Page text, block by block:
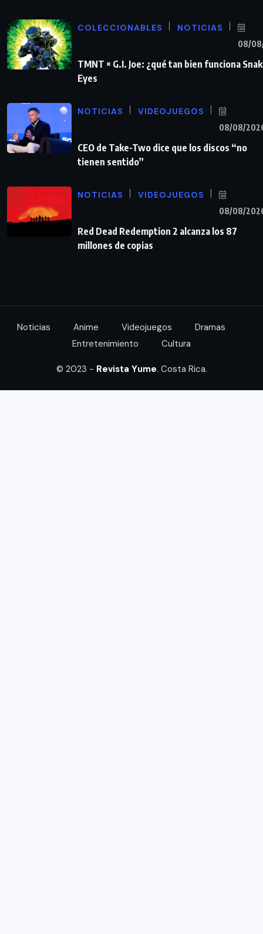
COLECCIONABLES NOTICIAS
08/
TMNT × G.I. Joe: ¿qué tan bien funciona
Eyes
NOTICIAS VIDEOJUEGOS
08/08/
CEO de Take-Two dice que los discos “no
tienen sentido”
NOTICIAS VIDEOJUEGOS
08/08/
Red Dead Redemption 2 alcanza los 87
millones de copias
Noticias Anime Videojuegos
Dramas
Entretenimiento
Cultura
© 2023 - Revista Yume. Costa Rica.